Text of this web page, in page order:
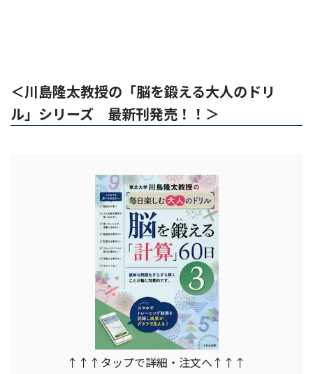
＜川島隆太教授の「脳を鍛える大人のドリ
ル」シリーズ 最新刊発売！！＞
↑↑↑タップで詳細・注文へ↑↑↑